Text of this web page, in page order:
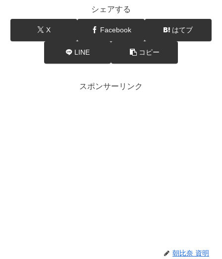
シェアする
X Facebook はてブ
LINE コピー
スポンサーリンク
朝比奈 資明